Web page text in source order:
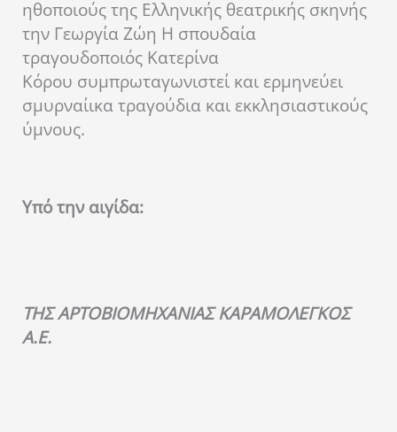
ηθοποιούς της Ελληνικής θεατρικής σκηνής
την Γεωργία Ζώη Η σπουδαία
τραγουδοποιός Κατερίνα
Κόρου συμπρωταγωνιστεί και ερμηνεύει
σμυρναίικα τραγούδια και εκκλησιαστικούς
ύμνους.
Υπό την αιγίδα:
ΤΗΣ ΑΡΤΟΒΙΟΜΗΧΑΝΙΑΣ ΚΑΡΑΜΟΛΕΓΚΟΣ
Α.Ε.